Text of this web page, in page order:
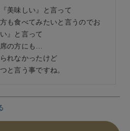
美味しい』と言って
も食べてみたいと言うのでお
』と言って
の方にも…
れなかったけど
と言う事ですね。